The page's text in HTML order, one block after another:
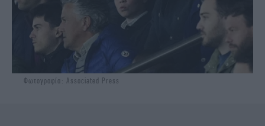
Φωτογραφία: Associated Press